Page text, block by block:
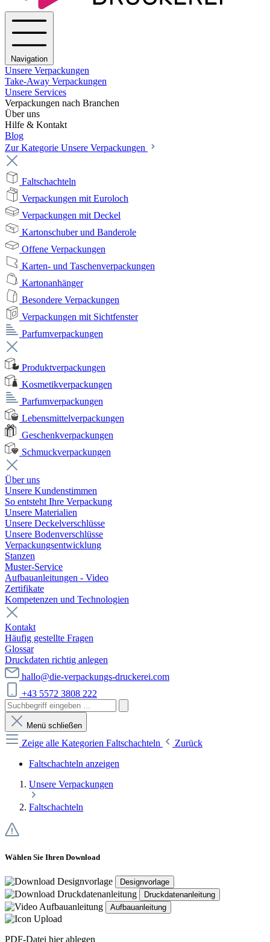
Navigation
Unsere Verpackungen
Take-Away Verpackungen
Unsere Services
Verpackungen nach Branchen
Über uns
Hilfe & Kontakt
Blog
Zur Kategorie Unsere Verpackungen
Faltschachteln
Verpackungen mit Euroloch
Verpackungen mit Deckel
Kartonschuber und Banderole
Offene Verpackungen
Karten- und Taschenverpackungen
Kartonanhänger
Besondere Verpackungen
Verpackungen mit Sichtfenster
Parfumverpackungen
Produktverpackungen
Kosmetikverpackungen
Parfumverpackungen
Lebensmittelverpackungen
Geschenkverpackungen
Schmuckverpackungen
Über uns
Unsere Kundenstimmen
So entsteht Ihre Verpackung
Unsere Materialien
Unsere Deckelverschlüsse
Unsere Bodenverschlüsse
Verpackungsentwicklung
Stanzen
Muster-Service
Aufbauanleitungen - Video
Zertifikate
Kompetenzen und Technologien
Kontakt
Häufig gestellte Fragen
Glossar
Druckdaten richtig anlegen
hallo@die-verpackungs-druckerei.com
+43 5572 3808 222
Menü schließen
Zeige alle Kategorien Faltschachteln
Zurück
Faltschachteln anzeigen
Unsere Verpackungen
Faltschachteln
Wählen Sie Ihren Download
Designvorlage
Druckdatenanleitung
Aufbauanleitung
PDF-Datei hier ablegen